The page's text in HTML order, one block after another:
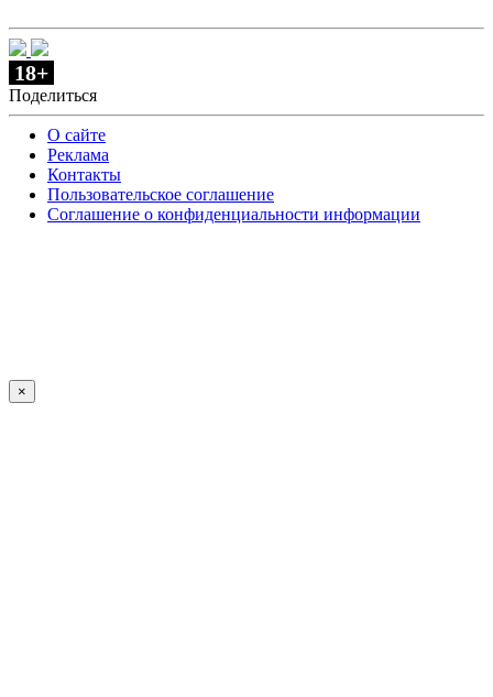
18+
Поделиться
О сайте
Реклама
Контакты
Пользовательское соглашение
Соглашение о конфиденциальности информации
×